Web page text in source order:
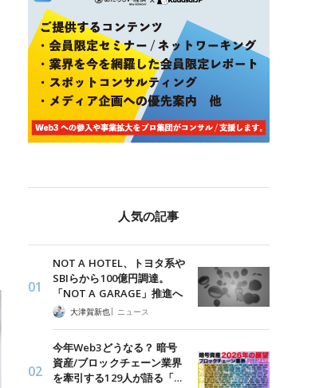
人気の記事
NOT A HOTEL、トヨタ系や
SBIらから100億円調達。
「NOT A GARAGE」推進へ
大津賀新也| ニュース
今年Web3どうなる？ 暗号
資産/ブロックチェーン業界
を牽引する129人が語る「…